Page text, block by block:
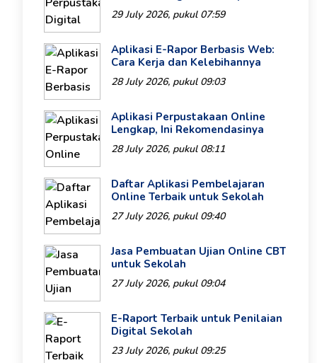
29 July 2026, pukul 07:59
Aplikasi E-Rapor Berbasis Web:
Cara Kerja dan Kelebihannya
28 July 2026, pukul 09:03
Aplikasi Perpustakaan Online
Lengkap, Ini Rekomendasinya
28 July 2026, pukul 08:11
Daftar Aplikasi Pembelajaran
Online Terbaik untuk Sekolah
27 July 2026, pukul 09:40
Jasa Pembuatan Ujian Online CBT
untuk Sekolah
27 July 2026, pukul 09:04
E-Raport Terbaik untuk Penilaian
Digital Sekolah
23 July 2026, pukul 09:25